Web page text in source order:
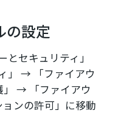
の設定
とセキュリティ」
」 → 「ファイアウ
」 → 「ファイアウ
ンの許可」に移動